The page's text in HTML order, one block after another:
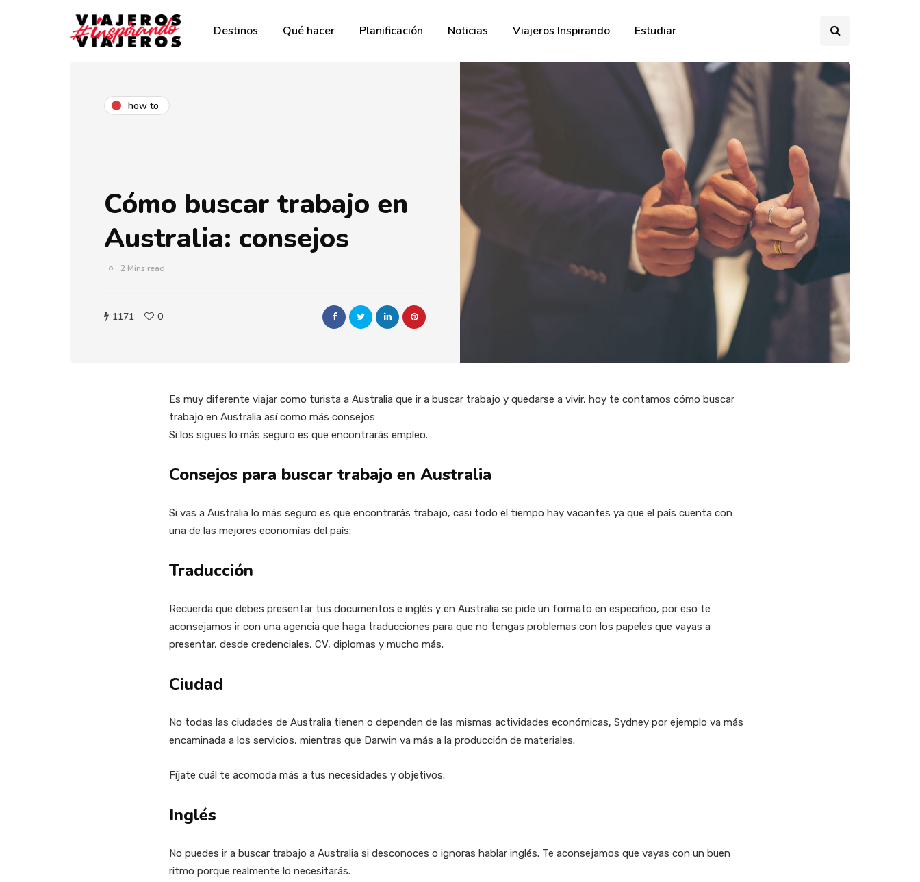
Destinos Qué hacer Planificación Noticias Viajeros Inspirando Estudiar
how to
Cómo buscar trabajo en
Australia: consejos
2 Mins read
1171 0
Es muy diferente viajar como turista a Australia que ir a buscar trabajo y quedarse a vivir, hoy te contamos cómo buscar
trabajo en Australia así como más consejos:
Si los sigues lo más seguro es que encontrarás empleo.
Consejos para buscar trabajo en Australia
Si vas a Australia lo más seguro es que encontrarás trabajo, casi todo el tiempo hay vacantes ya que el país cuenta con
una de las mejores economías del país:
Traducción
Recuerda que debes presentar tus documentos e inglés y en Australia se pide un formato en especifico, por eso te
aconsejamos ir con una agencia que haga traducciones para que no tengas problemas con los papeles que vayas a
presentar, desde credenciales, CV, diplomas y mucho más.
Ciudad
No todas las ciudades de Australia tienen o dependen de las mismas actividades económicas, Sydney por ejemplo va más
encaminada a los servicios, mientras que Darwin va más a la producción de materiales.
Fíjate cuál te acomoda más a tus necesidades y objetivos.
Inglés
No puedes ir a buscar trabajo a Australia si desconoces o ignoras hablar inglés. Te aconsejamos que vayas con un buen
ritmo porque realmente lo necesitarás.